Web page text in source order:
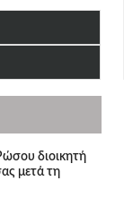
διοικητή
μετά τη